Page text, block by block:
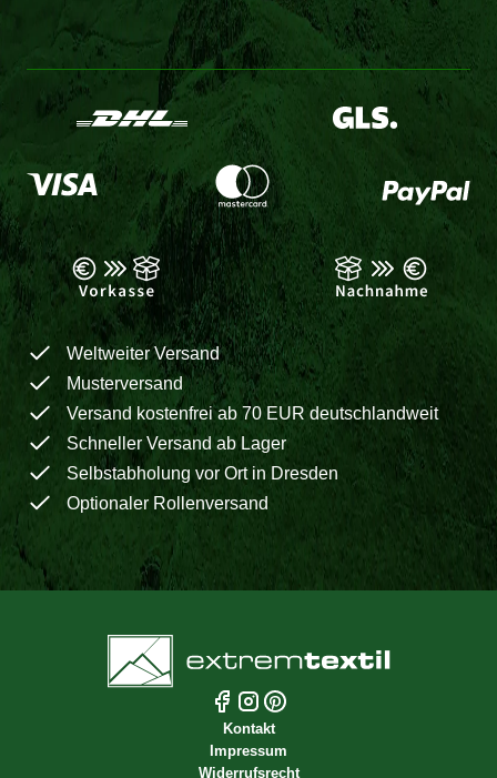
Weltweiter Versand
Musterversand
Versand kostenfrei ab 70 EUR deutschlandweit
Schneller Versand ab Lager
Selbstabholung vor Ort in Dresden
Optionaler Rollenversand
Kontakt
Impressum
Widerrufsrecht